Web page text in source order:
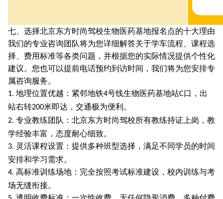
七、选择北京东方时尚驾校生物医药基地报名点的十大理由
我们的专业咨询团队将为您详细解答关于学车流程、课程选
择、费用标准等各类问题，并根据您的实际情况提供个性化
建议。您也可以提前电话预约到访时间，我们将为您安排专
属咨询服务。
1. 地理位置优越：紧邻地铁4号线生物医药基地站C口，出
站右转200米即达，交通极为便利。
2. 专业教练团队：北京东方时尚驾校所有教练持证上岗，教
学经验丰富，态度耐心细致。
3. 灵活课程设置：提供多种班型选择，满足不同学员的时间
安排和学习需求。
4. 高标准训练场地：完全按照考试标准建设，校内训练与考
场无缝衔接。